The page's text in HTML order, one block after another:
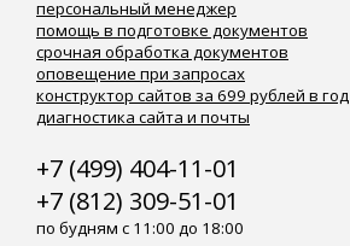
персональный менеджер
помощь в подготовке документов
срочная обработка документов
оповещение при запросах
конструктор сайтов за 699 рублей в год
диагностика сайта и почты
+7 (499) 404-11-01
+7 (812) 309-51-01
по будням с 11:00 до 18:00